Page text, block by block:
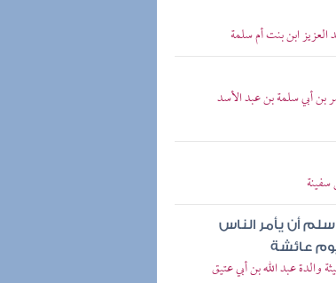
العزيز ابن بنت أم سلمة
بن أبي سلمة بن عبد الأسد
أن يأمر الناس
عائشة
والدة عبد الله بن أبي عتيق